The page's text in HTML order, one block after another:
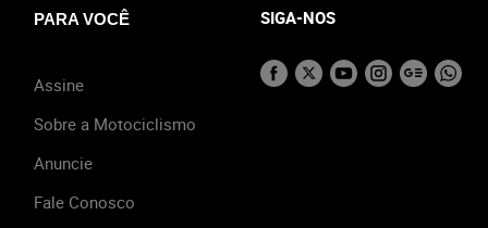
PARA VOCÊ
Assine
Sobre a Motociclismo
Anuncie
Fale Conosco
SIGA-NOS